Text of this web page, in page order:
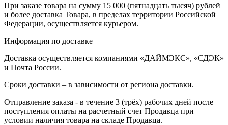
При заказе товара на сумму 15 000 (пятнадцать тысяч) рублей
и более доставка Товара, в пределах территории Российской
Федерации, осуществляется курьером.
Информация по доставке
Доставка осуществляется компаниями «ДАЙМЭКС», «СДЭК»
и Почта России.
Сроки доставки – в зависимости от региона доставки.
Отправление заказа - в течение 3 (трёх) рабочих дней после
поступления оплаты на расчетный счет Продавца при
условии наличия товара на складе Продавца.